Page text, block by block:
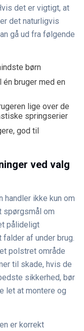
det er vigtigt, at
det naturligvis
gå ud fra følgende
børn
én bruger med en
lige over de
springserier
god til
ved valg
ikke kun om
spørgsmål om
pålideligt
af under brug.
polstret område
til skade, hvis de
sikkerhed, bør
let at montere og
er korrekt